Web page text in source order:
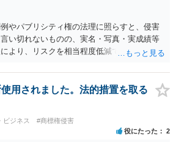
やパブリシティ権の法理に照らすと、侵害
い切れないものの、実名・写真・実成績等
より、リスクを相当程度低減できる設計に
裁判で争われた場合に「専ら顧客吸引力の
断される余地を残すため、一定の注意が必要
有無は、侵害判断に一定の影響を与える可能
因ではありません。 パブリシティ権侵害の
引力の利用を目的とするか」という点で判
ることは「商業的目的」を強く示す要素で
用されました。法的措置を取る
ビジネス #商標権侵害
役にたった 2